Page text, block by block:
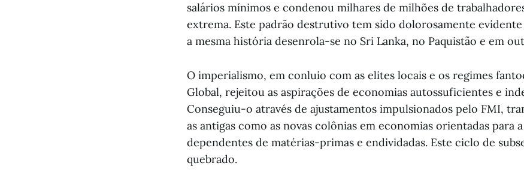
salários mínimos e condenou milhares de milhões de
extrema. Este padrão destrutivo tem sido dolorosamente evidente
a mesma história desenrola-se no Sri Lanka, no Paquistão e em
O imperialismo, em conluio com as elites locais e os regimes
Global, rejeitou as aspirações de economias autossuficientes e
Conseguiu-o através de ajustamentos impulsionados pelo FMI,
as antigas como as novas colônias em economias orientadas para
dependentes de matérias-primas e endividadas. Este ciclo de
quebrado.